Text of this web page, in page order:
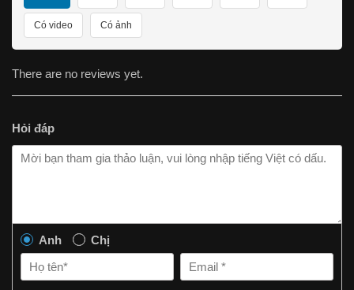
Có video Có ảnh
There are no reviews yet.
Hỏi đáp
Anh Chị